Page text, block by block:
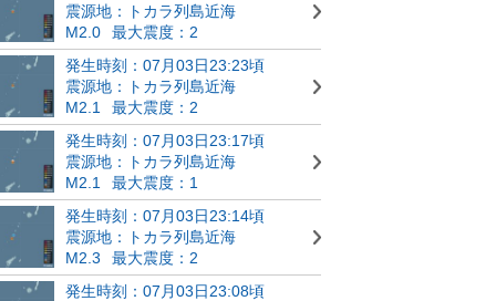
震源地：トカラ列島近海
M2.0
最大震度：2
発生時刻：07月03日23:23頃
震源地：トカラ列島近海
M2.1
最大震度：2
発生時刻：07月03日23:17頃
震源地：トカラ列島近海
M2.1
最大震度：1
発生時刻：07月03日23:14頃
震源地：トカラ列島近海
M2.3
最大震度：2
発生時刻：07月03日23:08頃